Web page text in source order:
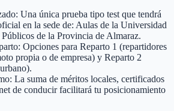
Una única prueba tipo test que tendrá
en la sede de: Aulas de la Universidad
de la Provincia de Almaraz.
Opciones para Reparto 1 (repartidores
propia o de empresa) y Reparto 2
La suma de méritos locales, certificados
de conducir facilitará tu posicionamiento